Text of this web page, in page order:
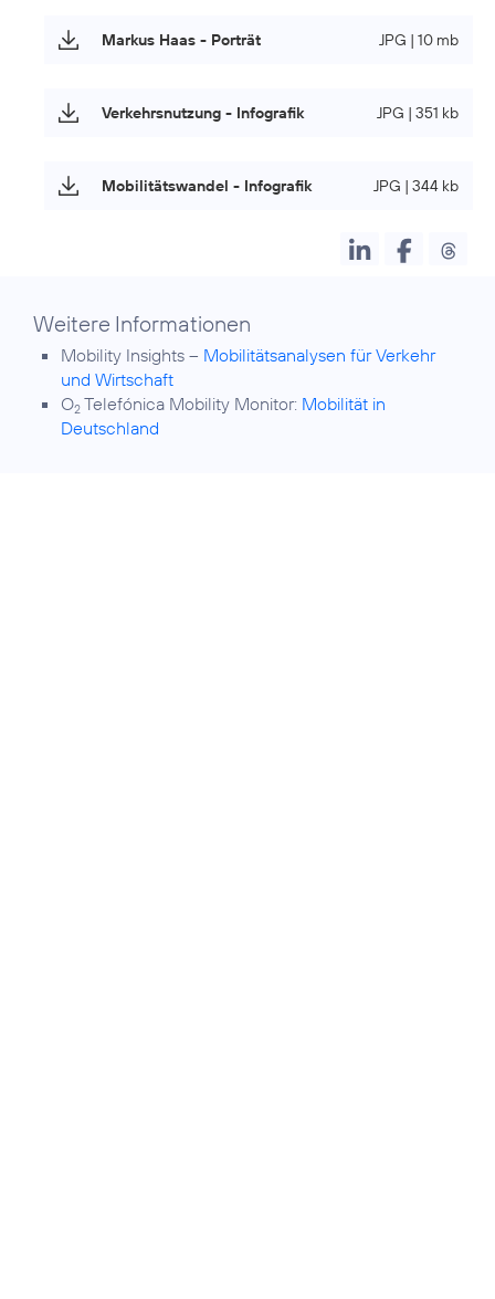
Markus Haas - Porträt JPG | 10 mb
Verkehrsnutzung - Infografik JPG | 351 kb
Mobilitätswandel - Infografik JPG | 344 kb
Weitere Informationen
Mobility Insights – Mobilitätsanalysen für Verkehr
und Wirtschaft
O2 Telefónica Mobility Monitor: Mobilität in
Deutschland